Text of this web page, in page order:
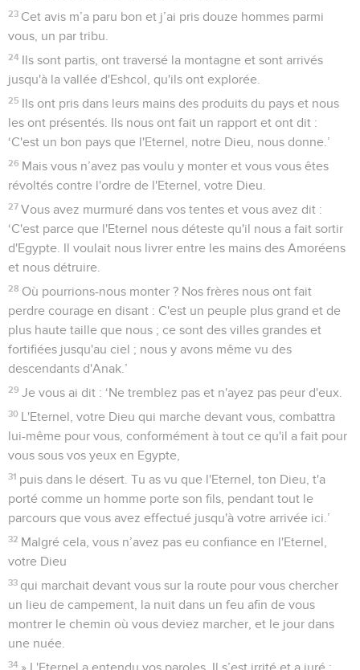
23 Cet avis m’a paru bon et j’ai pris douze hommes parmi
vous, un par tribu.
24 Ils sont partis, ont traversé la montagne et sont arrivés
jusqu'à la vallée d'Eshcol, qu'ils ont explorée.
25 Ils ont pris dans leurs mains des produits du pays et nous
les ont présentés. Ils nous ont fait un rapport et ont dit :
‘C'est un bon pays que l'Eternel, notre Dieu, nous donne.’
26 Mais vous n’avez pas voulu y monter et vous vous êtes
révoltés contre l'ordre de l'Eternel, votre Dieu.
27 Vous avez murmuré dans vos tentes et vous avez dit :
‘C'est parce que l'Eternel nous déteste qu'il nous a fait sortir
d'Egypte. Il voulait nous livrer entre les mains des Amoréens
et nous détruire.
28 Où pourrions-nous monter ? Nos frères nous ont fait
perdre courage en disant : C'est un peuple plus grand et de
plus haute taille que nous ; ce sont des villes grandes et
fortifiées jusqu'au ciel ; nous y avons même vu des
descendants d'Anak.’
29 Je vous ai dit : ‘Ne tremblez pas et n'ayez pas peur d'eux.
30 L'Eternel, votre Dieu qui marche devant vous, combattra
lui-même pour vous, conformément à tout ce qu'il a fait pour
vous sous vos yeux en Egypte,
31 puis dans le désert. Tu as vu que l'Eternel, ton Dieu, t'a
porté comme un homme porte son fils, pendant tout le
parcours que vous avez effectué jusqu'à votre arrivée ici.’
32 Malgré cela, vous n’avez pas eu confiance en l'Eternel,
votre Dieu
33 qui marchait devant vous sur la route pour vous chercher
un lieu de campement, la nuit dans un feu afin de vous
montrer le chemin où vous deviez marcher, et le jour dans
une nuée.
34 » L'Eternel a entendu vos paroles. Il s’est irrité et a juré :